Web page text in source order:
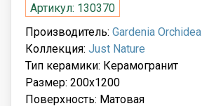
Артикул: 130370
Производитель: Gardenia Orchidea
Коллекция: Just Nature
Тип керамики: Керамогранит
Размер: 200x1200
Поверхность: Матовая